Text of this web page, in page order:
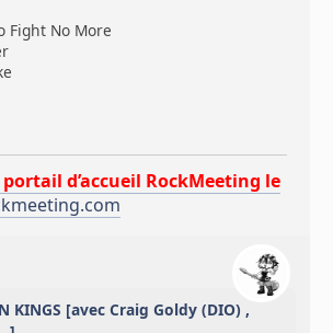
Fight No More
d’accueil RockMeeting le
KINGS [avec Craig Goldy (DIO) ,